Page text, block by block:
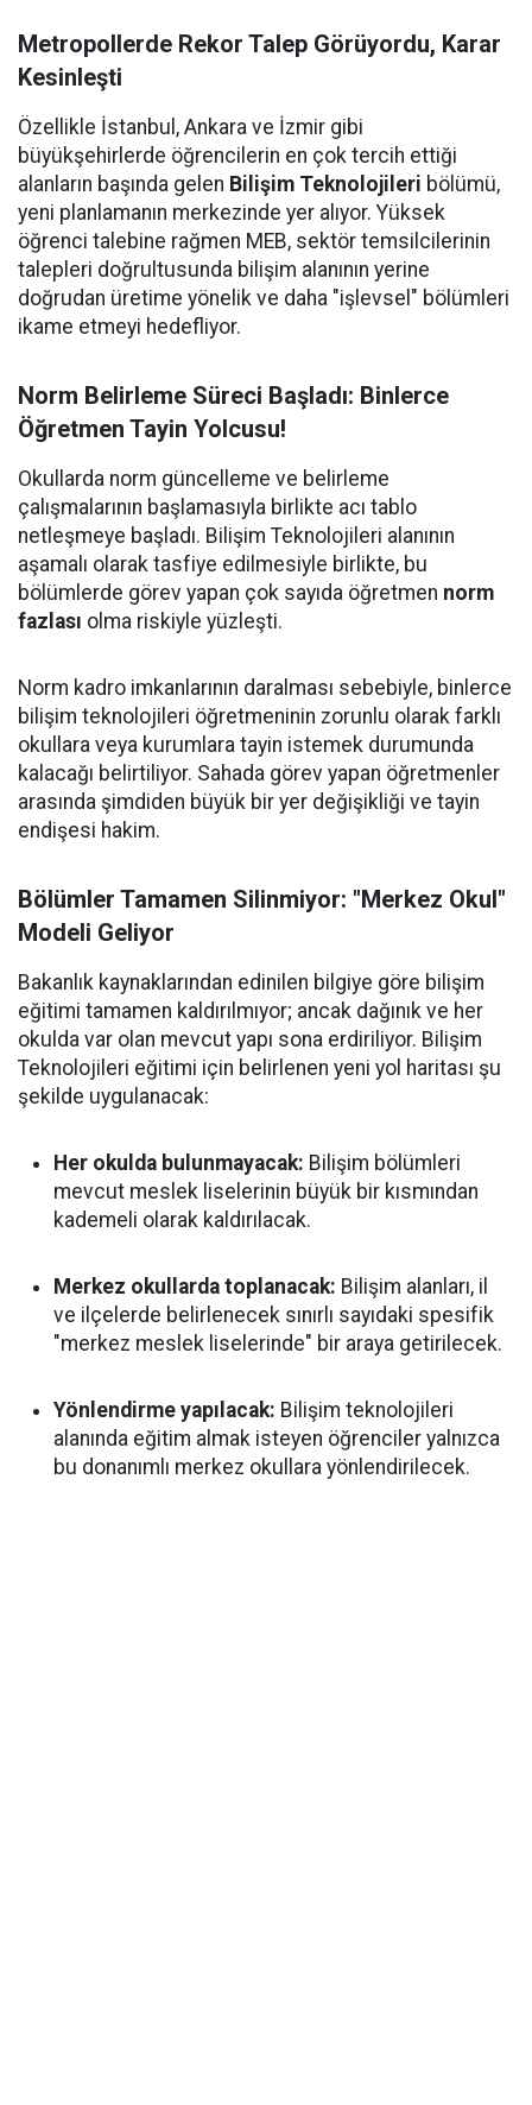
Metropollerde Rekor Talep Görüyordu, Karar
Kesinleşti
Özellikle İstanbul, Ankara ve İzmir gibi
büyükşehirlerde öğrencilerin en çok tercih ettiği
alanların başında gelen Bilişim Teknolojileri bölümü,
yeni planlamanın merkezinde yer alıyor. Yüksek
öğrenci talebine rağmen MEB, sektör temsilcilerinin
talepleri doğrultusunda bilişim alanının yerine
doğrudan üretime yönelik ve daha "işlevsel" bölümleri
ikame etmeyi hedefliyor.
Norm Belirleme Süreci Başladı: Binlerce
Öğretmen Tayin Yolcusu!
Okullarda norm güncelleme ve belirleme
çalışmalarının başlamasıyla birlikte acı tablo
netleşmeye başladı. Bilişim Teknolojileri alanının
aşamalı olarak tasfiye edilmesiyle birlikte, bu
bölümlerde görev yapan çok sayıda öğretmen norm
fazlası olma riskiyle yüzleşti.
Norm kadro imkanlarının daralması sebebiyle, binlerce
bilişim teknolojileri öğretmeninin zorunlu olarak farklı
okullara veya kurumlara tayin istemek durumunda
kalacağı belirtiliyor. Sahada görev yapan öğretmenler
arasında şimdiden büyük bir yer değişikliği ve tayin
endişesi hakim.
Bölümler Tamamen Silinmiyor: "Merkez Okul"
Modeli Geliyor
Bakanlık kaynaklarından edinilen bilgiye göre bilişim
eğitimi tamamen kaldırılmıyor; ancak dağınık ve her
okulda var olan mevcut yapı sona erdiriliyor. Bilişim
Teknolojileri eğitimi için belirlenen yeni yol haritası şu
şekilde uygulanacak:
Her okulda bulunmayacak: Bilişim bölümleri
mevcut meslek liselerinin büyük bir kısmından
kademeli olarak kaldırılacak.
Merkez okullarda toplanacak: Bilişim alanları, il
ve ilçelerde belirlenecek sınırlı sayıdaki spesifik
"merkez meslek liselerinde" bir araya getirilecek.
Yönlendirme yapılacak: Bilişim teknolojileri
alanında eğitim almak isteyen öğrenciler yalnızca
bu donanımlı merkez okullara yönlendirilecek.